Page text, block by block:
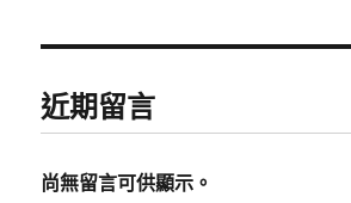
近期留言
尚無留言可供顯示。